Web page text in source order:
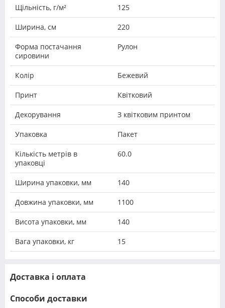
Щільність, г/м² 125
Ширина, см 220
Форма постачання
сировини
Рулон
Колір Бежевий
Принт Квітковий
Декорування З квітковим принтом
Упаковка Пакет
Кількість метрів в
упаковці
60.0
Ширина упаковки, мм 140
Довжина упаковки, мм 1100
Висота упаковки, мм 140
Вага упаковки, кг 15
Доставка і оплата
Способи доставки